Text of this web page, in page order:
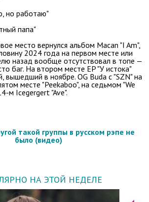
но работаю"
папа"
место вернулся альбом Macan "I Am",
2024 года на первом месте или
назад вообще отсутствовал в топе —
баг. На втором месте EP "У истока"
вышедший в ноябре. OG Buda с "SZN" на
месте "Peekaboo", на седьмом "We
м Icegergert "Ave".
такой группы в русском рэпе не
было (видео)
НА ЭТОЙ НЕДЕЛЕ